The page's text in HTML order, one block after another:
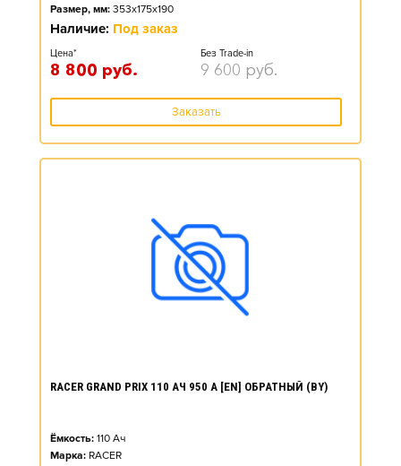
Размер, мм: 353x175x190
Наличие: Под заказ
Цена*
8 800 руб.
Без Trade-in
9 600 руб.
Заказать
RACER GRAND PRIX 110 АЧ 950 А [EN] ОБРАТНЫЙ (BY)
Ёмкость: 110 Ач
Марка: RACER